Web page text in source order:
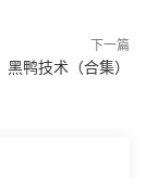
下一篇
黑鸭技术（合集）